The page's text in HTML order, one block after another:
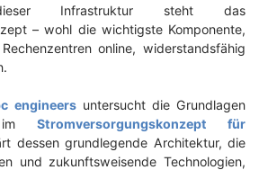
Infrastruktur steht das
– wohl die wichtigste Komponente,
online, widerstandsfähig
engineersuntersucht die Grundlagen
im Stromversorgungskonzept für
dessen grundlegende Architektur, die
und zukunftsweisende Technologien,